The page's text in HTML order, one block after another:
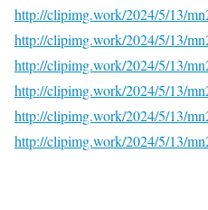
http://clipimg.work/2024/5/13/
http://clipimg.work/2024/5/13/
http://clipimg.work/2024/5/13/
http://clipimg.work/2024/5/13/
http://clipimg.work/2024/5/13/
http://clipimg.work/2024/5/13/